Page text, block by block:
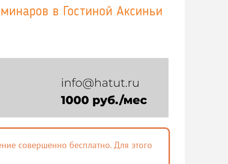
в Гостиной Аксиньи
совершенно бесплатно. Для этого